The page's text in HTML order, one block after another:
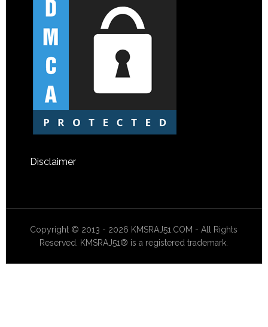
Disclaimer
Copyright © 2013 - 2026 KMSRAJ51.COM - All Rights
Reserved. KMSRAJ51® is a registered trademark.